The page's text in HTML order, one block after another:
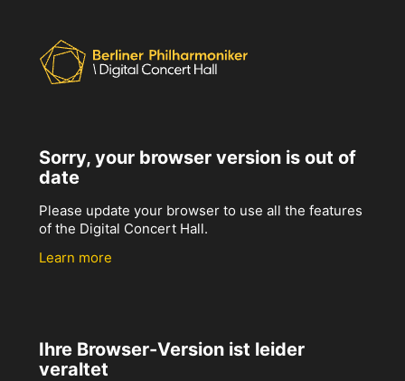
Sorry, your browser version is out of
date
Please update your browser to use all the features
of the Digital Concert Hall.
Learn more
Ihre Browser-Version ist leider
veraltet